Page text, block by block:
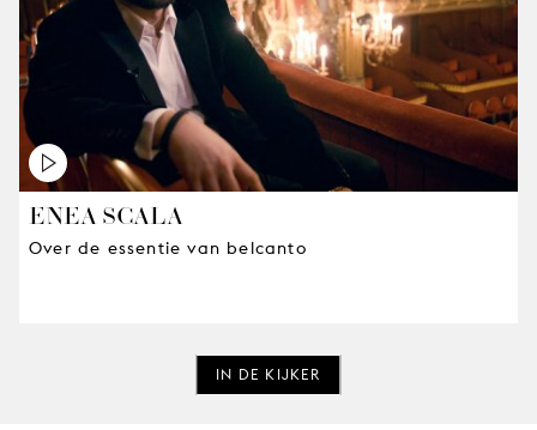
ENEA SCALA
Over de essentie van belcanto
IN DE KIJKER